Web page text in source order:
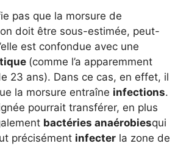
pas que la morsure de
doit être sous-estimée, peut-
est confondue avec une
(comme l’a apparemment
23 ans). Dans ce cas, en effet, il
la morsure entraîne infections.
pourrait transférer, en plus
bactéries anaérobiesqui
précisément infecter la zone de